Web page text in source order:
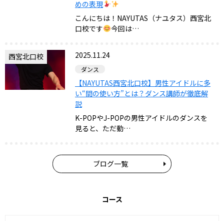
めの表現
こんにちは！NAYUTAS（ナユタス）西宮北
口校です
今回は…
西宮北口校 2025.11.24
ダンス
【NAYUTAS西宮北口校】男性アイドルに多
い“間の使い方”とは？ダンス講師が徹底解
説
K-POPやJ-POPの男性アイドルのダンスを
見ると、ただ動…
ブログ一覧
コース